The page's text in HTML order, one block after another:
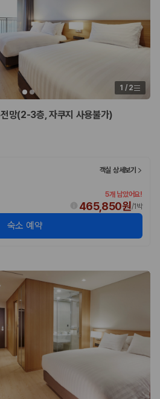
1 / 2
망(2-3층, 자쿠지 사용불가)
객실 상세보기
5개 남았어요!
465,850원/1박
숙소 예약